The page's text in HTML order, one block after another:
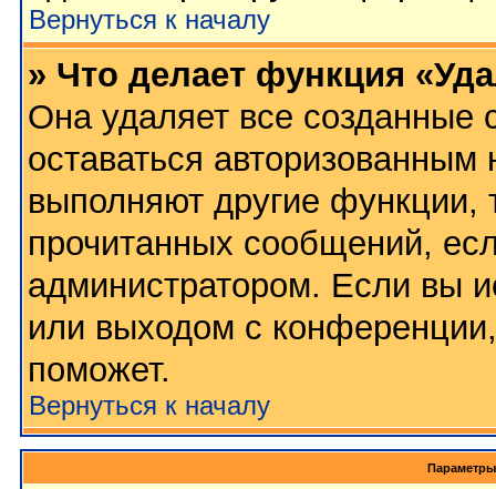
Вернуться к началу
» Что делает функция
Она удаляет все созданные
оставаться
выполняют другие функции,
прочитанных сообщений,
администратором. Если вы
или выходом с
поможет.
Вернуться к началу
Параметры